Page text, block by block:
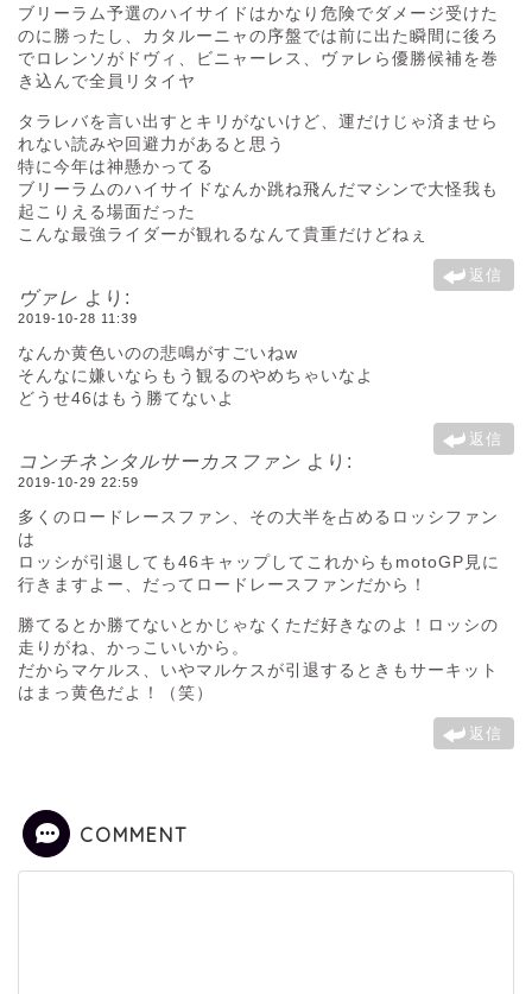
ブリーラム予選のハイサイドはかなり危険でダメージ受けた
のに勝ったし、カタルーニャの序盤では前に出た瞬間に後ろ
でロレンソがドヴィ、ビニャーレス、ヴァレら優勝候補を巻
き込んで全員リタイヤ
タラレバを言い出すとキリがないけど、運だけじゃ済ませら
れない読みや回避力があると思う
特に今年は神懸かってる
ブリーラムのハイサイドなんか跳ね飛んだマシンで大怪我も
起こりえる場面だった
こんな最強ライダーが観れるなんて貴重だけどねぇ
返信
ヴァレ より:
2019-10-28 11:39
なんか黄色いのの悲鳴がすごいねw
そんなに嫌いならもう観るのやめちゃいなよ
どうせ46はもう勝てないよ
返信
コンチネンタルサーカスファン より:
2019-10-29 22:59
多くのロードレースファン、その大半を占めるロッシファン
は
ロッシが引退しても46キャップしてこれからもmotoGP見に
行きますよー、だってロードレースファンだから！
勝てるとか勝てないとかじゃなくただ好きなのよ！ロッシの
走りがね、かっこいいから。
だからマケルス、いやマルケスが引退するときもサーキット
はまっ黄色だよ！（笑）
返信
COMMENT